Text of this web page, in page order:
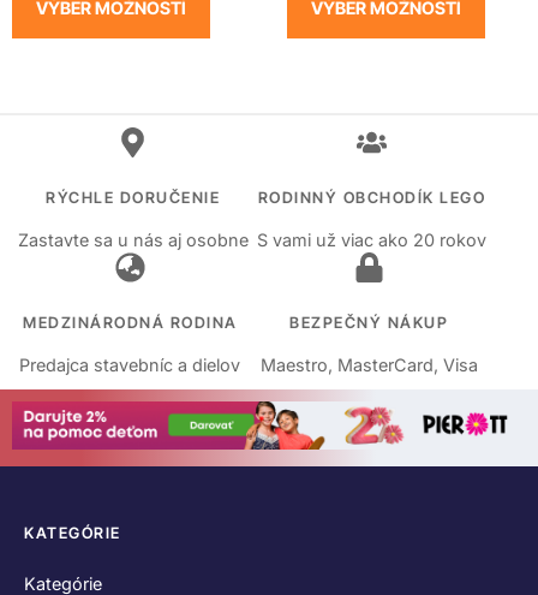
VÝBER MOŽNOSTÍ VÝBER MOŽNOSTÍ
RÝCHLE DORUČENIE
Zastavte sa u nás aj osobne
RODINNÝ OBCHODÍK LEGO
S vami už viac ako 20 rokov
MEDZINÁRODNÁ RODINA
Predajca stavebníc a dielov
BEZPEČNÝ NÁKUP
Maestro, MasterCard, Visa
KATEGÓRIE
Kategórie